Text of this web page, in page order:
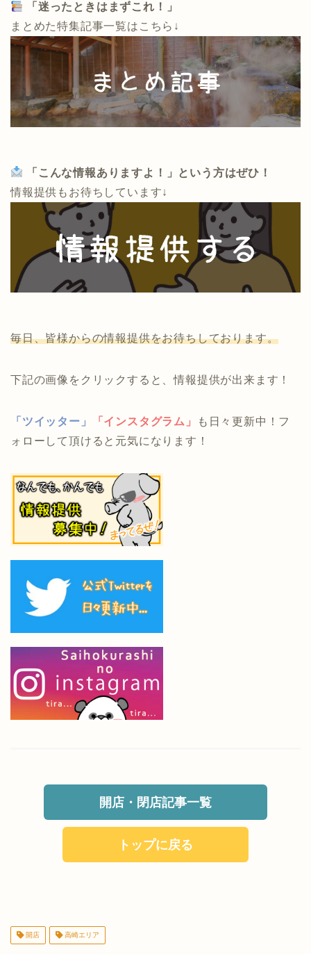
「迷ったときはまずこれ！」
まとめた特集記事一覧はこちら↓
「こんな情報ありますよ！」という方はぜひ！
情報提供もお待ちしています↓
毎日、皆様からの情報提供をお待ちしております。
下記の画像をクリックすると、情報提供が出来ます！
「ツイッター」 「インスタグラム」
も日々更新中！フ
ォローして頂けると元気になります！
開店・閉店記事一覧
トップに戻る
開店 高崎エリア